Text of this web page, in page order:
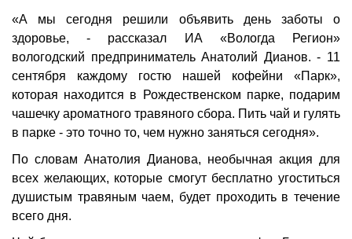
«А мы сегодня решили объявить день заботы о
здоровье, - рассказал ИА «Вологда Регион»
вологодский предприниматель Анатолий Дианов. - 11
сентября каждому гостю нашей кофейни «Парк»,
которая находится в Рождественском парке, подарим
чашечку ароматного травяного сбора. Пить чай и гулять
в парке - это точно то, чем нужно заняться сегодня».
По словам Анатолия Дианова, необычная акция для
всех желающих, которые смогут бесплатно угоститься
душистым травяным чаем, будет проходить в течение
всего дня.